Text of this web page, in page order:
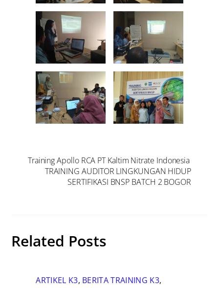
Training Apollo RCA PT Kaltim Nitrate Indonesia
TRAINING AUDITOR LINGKUNGAN HIDUP
SERTIFIKASI BNSP BATCH 2 BOGOR
Related Posts
ARTIKEL K3, BERITA TRAINING K3,